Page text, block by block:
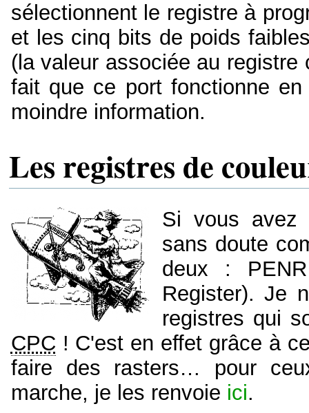
sélectionnent le registre à
et les cinq bits de poids
(la valeur associée au
fait que ce port fonctionne
moindre information.
Les registres de
Si vous avez
sans doute
deux :
Register). Je
registres qui
CPC ! C'est en effet grâce à
faire des rasters… pour
marche, je les renvoie ici.